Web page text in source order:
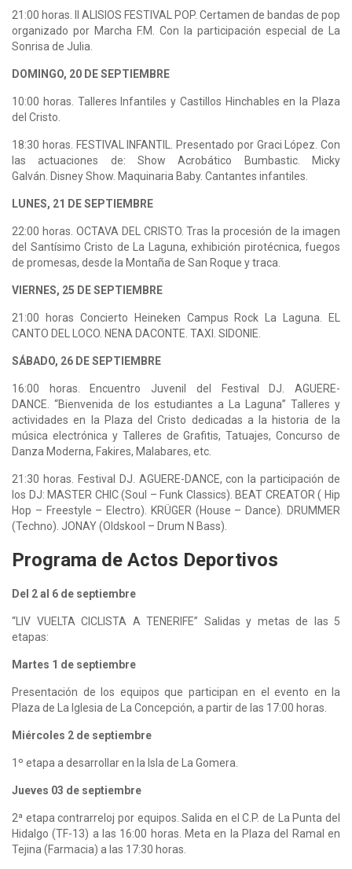
21:00 horas. II ALISIOS FESTIVAL POP. Certamen de bandas de pop
organizado por Marcha F.M. Con la participación especial de La
Sonrisa de Julia.
DOMINGO, 20 DE SEPTIEMBRE
10:00 horas. Talleres Infantiles y Castillos Hinchables en la Plaza
del Cristo.
18:30 horas. FESTIVAL INFANTIL. Presentado por Graci López. Con
las actuaciones de: Show Acrobático Bumbastic. Micky
Galván. Disney Show. Maquinaria Baby. Cantantes infantiles.
LUNES, 21 DE SEPTIEMBRE
22:00 horas. OCTAVA DEL CRISTO. Tras la procesión de la imagen
del Santísimo Cristo de La Laguna, exhibición pirotécnica, fuegos
de promesas, desde la Montaña de San Roque y traca.
VIERNES, 25 DE SEPTIEMBRE
21:00 horas Concierto Heineken Campus Rock La Laguna. EL
CANTO DEL LOCO. NENA DACONTE. TAXI. SIDONIE.
SÁBADO, 26 DE SEPTIEMBRE
16:00 horas. Encuentro Juvenil del Festival DJ. AGUERE-
DANCE. “Bienvenida de los estudiantes a La Laguna” Talleres y
actividades en la Plaza del Cristo dedicadas a la historia de la
música electrónica y Talleres de Grafitis, Tatuajes, Concurso de
Danza Moderna, Fakires, Malabares, etc.
21:30 horas. Festival DJ. AGUERE-DANCE, con la participación de
los DJ: MASTER CHIC (Soul – Funk Classics). BEAT CREATOR ( Hip
Hop – Freestyle – Electro). KRÜGER (House – Dance). DRUMMER
(Techno). JONAY (Oldskool – Drum N Bass).
Programa de Actos Deportivos
Del 2 al 6 de septiembre
“LIV VUELTA CICLISTA A TENERIFE” Salidas y metas de las 5
etapas:
Martes 1 de septiembre
Presentación de los equipos que participan en el evento en la
Plaza de La Iglesia de La Concepción, a partir de las 17:00 horas.
Miércoles 2 de septiembre
1º etapa a desarrollar en la Isla de La Gomera.
Jueves 03 de septiembre
2ª etapa contrarreloj por equipos. Salida en el C.P. de La Punta del
Hidalgo (TF-13) a las 16:00 horas. Meta en la Plaza del Ramal en
Tejina (Farmacia) a las 17:30 horas.